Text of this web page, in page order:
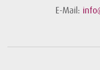
E-Mail: